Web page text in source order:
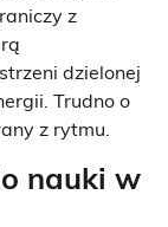
z
dzielonej
Trudno o
z rytmu.
nauki w